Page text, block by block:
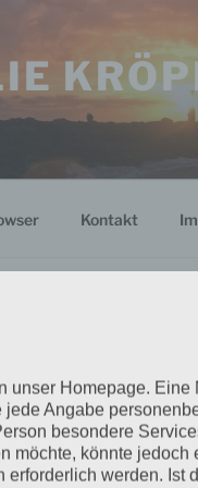
Kontakt
fertig
nach:
BLOG
unser Homepage. Eine
Angabe
besondere
möchte, könnte jedoch
erforderlich werden. Ist